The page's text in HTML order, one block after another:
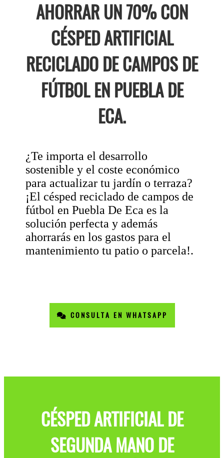
AHORRAR UN 70% CON
CÉSPED ARTIFICIAL
RECICLADO DE CAMPOS DE
FÚTBOL EN PUEBLA DE
ECA.
¿Te importa el desarrollo
sostenible y el coste económico
para actualizar tu jardín o terraza?
¡El césped reciclado de campos de
fútbol en Puebla De Eca es la
solución perfecta y además
ahorrarás en los gastos para el
mantenimiento tu patio o parcela!.
CONSULTA EN WHATSAPP
CÉSPED ARTIFICIAL DE
SEGUNDA MANO DE